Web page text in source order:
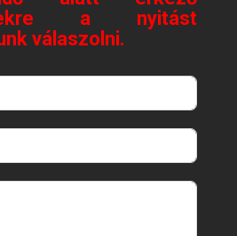
a nyitást
válaszolni.